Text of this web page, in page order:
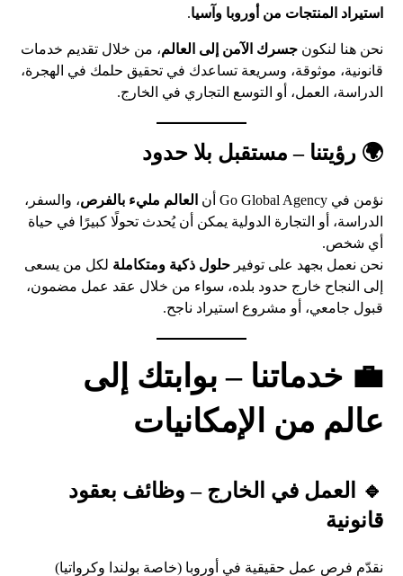
استيراد المنتجات من أوروبا وآسيا.
نحن هنا لنكونجسرك الآمن إلى العالم، من خلال تقديم خدمات
قانونية، موثوقة، وسريعة تساعدك في تحقيق حلمك في الهجرة،
الدراسة، العمل، أو التوسع التجاري في الخارج.
🌍 رؤيتنا – مستقبل بلا حدود
نؤمن في Go Global Agency أن العالم مليء بالفرص، والسفر،
الدراسة، أو التجارة الدولية يمكن أن يُحدث تحولًا كبيرًا في حياة
أي شخص.
نحن نعمل بجهد على توفيرحلول ذكية ومتكاملة لكل من يسعى
إلى النجاح خارج حدود بلده، سواء من خلال عقد عمل مضمون،
قبول جامعي، أو مشروع استيراد ناجح.
💼 خدماتنا – بوابتك إلى
عالم من الإمكانيات
🔹 العمل في الخارج – وظائف بعقود
قانونية
نقدّم فرص عمل حقيقية في أوروبا (خاصة بولندا وكرواتيا)